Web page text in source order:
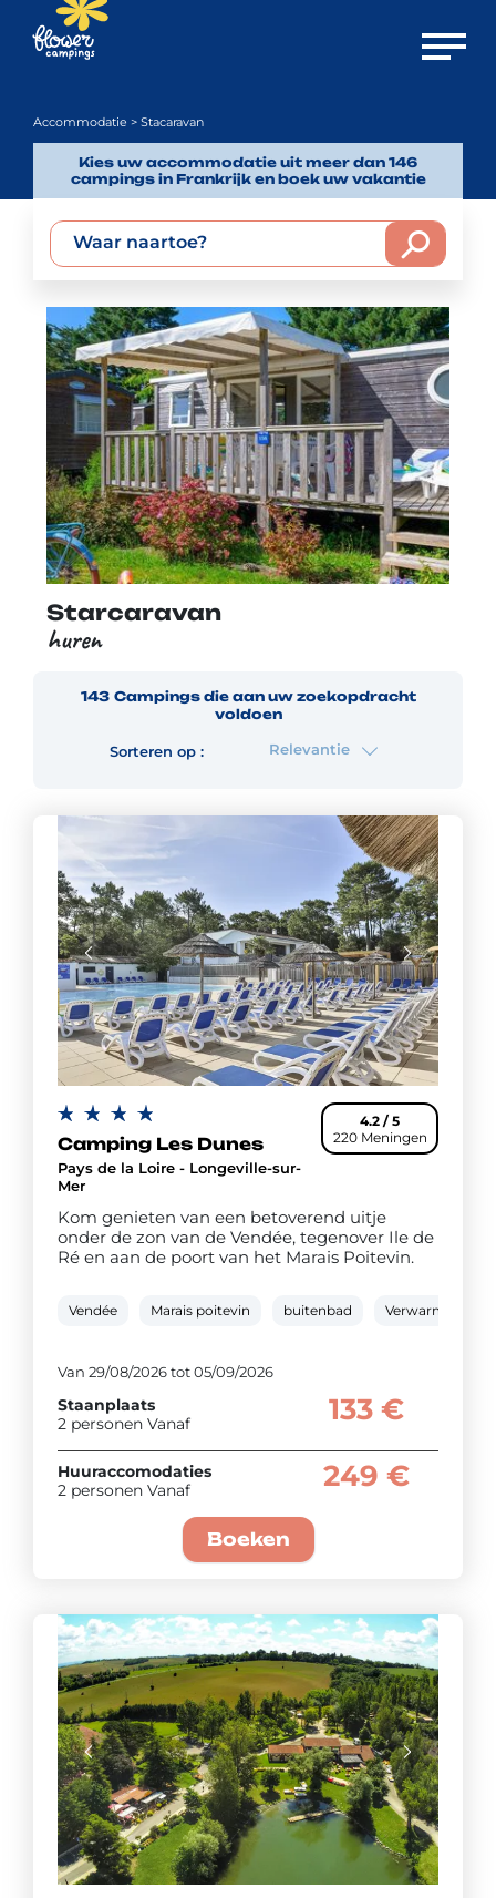
Menu
Accommodatie > Stacaravan
Kies uw accommodatie uit meer dan 146
campings in Frankrijk en boek uw vakantie
Waar naartoe?
Starcaravan
huren
143 Campingsdie aan uw zoekopdracht
voldoen
Sorteren op : Relevantie
4.2 / 5
220 Meningen
Camping Les Dunes
Pays de la Loire - Longeville-sur-
Mer
Kom genieten van een betoverend uitje
onder de zon van de Vendée, tegenover Ile de
Ré en aan de poort van het Marais Poitevin.
Vendée Marais poitevin buitenbad Verwarmd
Van 29/08/2026 tot 05/09/2026
Staanplaats
2 personen Vanaf
133 €
Huuraccomodaties
2 personen Vanaf
249 €
Boeken